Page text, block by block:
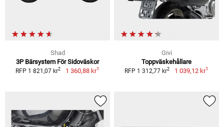
Shad
3P Bärsystem För Sidoväskor
RFP 1 821,07 kr2 1 360,88 kr1
Givi
Toppväskehållare
RFP 1 312,77 kr2 1 039,12 kr1